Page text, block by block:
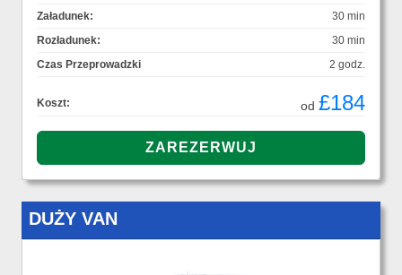
Załadunek:
30 min
Rozładunek:
30 min
Czas Przeprowadzki
2 godz.
Koszt: od £184
DUŻY VAN